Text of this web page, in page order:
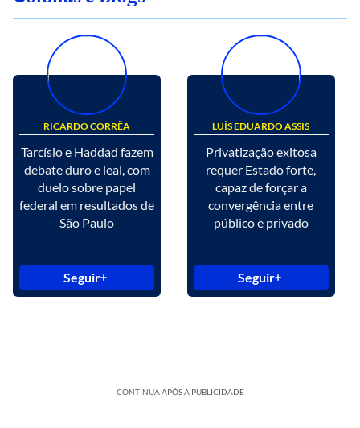
RICARDO CORRÊA
Tarcísio e Haddad fazem
debate duro e leal, com
duelo sobre papel
federal em resultados de
São Paulo
Seguir
LUÍS EDUARDO ASSIS
Privatização exitosa
requer Estado forte,
capaz de forçar a
convergência entre
público e privado
Seguir
CONTINUA APÓS A PUBLICIDADE